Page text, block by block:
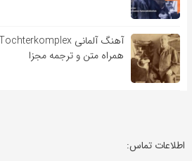
همراه متن و ترجمه مجزا
اطلاعات تماس: